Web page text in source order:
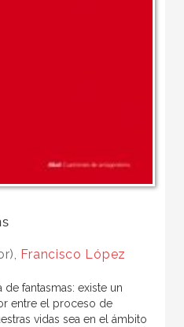
Francisco López
de fantasmas: existe un
entre el proceso de
vidas sea en el ámbito